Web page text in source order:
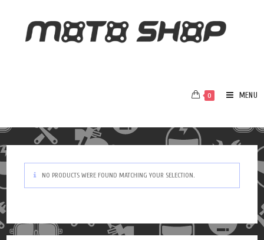
0 MENU
NO PRODUCTS WERE FOUND MATCHING YOUR SELECTION.